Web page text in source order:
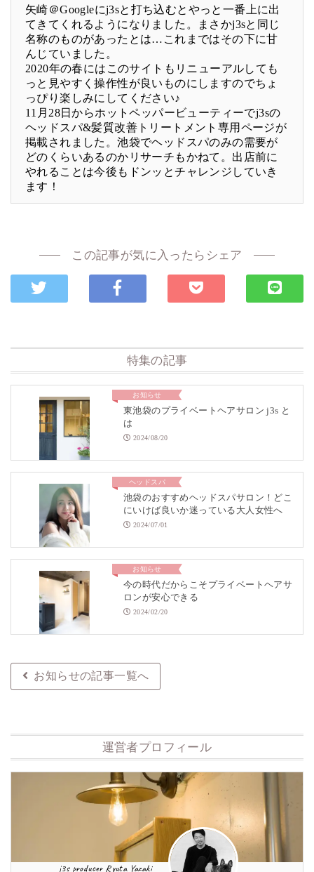
矢崎＠Googleにj3sと打ち込むとやっと一番上に出
てきてくれるようになりました。まさかj3sと同じ
名称のものがあったとは…これまではその下に甘
んじていました。
2020年の春にはこのサイトもリニューアルしても
っと見やすく操作性が良いものにしますのでちょ
っぴり楽しみにしてください♪
11月28日からホットペッパービューティーでj3sの
ヘッドスパ&髪質改善トリートメント専用ページが
掲載されました。池袋でヘッドスパのみの需要が
どのくらいあるのかリサーチもかねて。出店前に
やれることは今後もドンッとチャレンジしていき
ます！
この記事が気に入ったらシェア
特集の記事
お知らせ
東池袋のプライベートヘアサロン j3s と
は
2024/08/20
ヘッドスパ
池袋のおすすめヘッドスパサロン！どこ
にいけば良いか迷っている大人女性へ
2024/07/01
お知らせ
今の時代だからこそプライベートヘアサ
ロンが安心できる
2024/02/20
お知らせの記事一覧へ
運営者プロフィール
j3s producer Ryuta Yazaki